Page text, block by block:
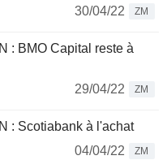
30/04/22
ZM
: BMO Capital reste à
29/04/22
ZM
: Scotiabank à l'achat
04/04/22
ZM